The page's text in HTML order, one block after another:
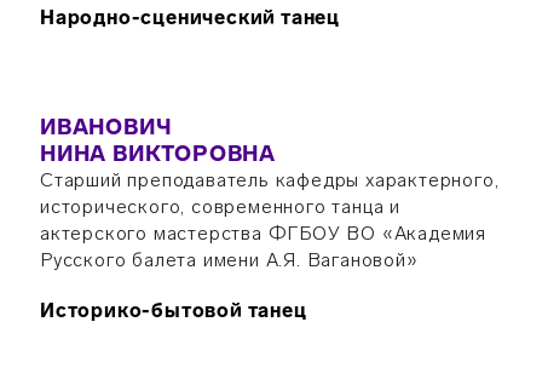
Народно-сценический танец
ИВАНОВИЧ
НИНА ВИКТОРОВНА
Старший преподаватель кафедры характерного,
исторического, современного танца и
актерского мастерства ФГБОУ ВО «Академия
Русского балета имени А.Я. Вагановой»
Историко-бытовой танец